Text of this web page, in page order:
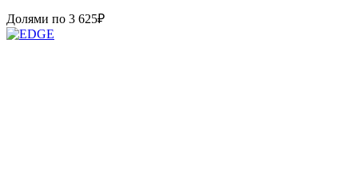
Долями по 3 625₽